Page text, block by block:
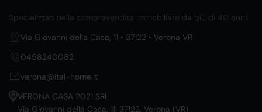
Specializzati nella compravendita immobiliare da più di 40 anni.
Via Giovanni della Casa, 11 • 37122 • Verona VR
0458240082
verona@ital-home.it
VERONA CASA 2021 SRL
Via Giovanni della Casa, 11, 37122, Verona (VR)